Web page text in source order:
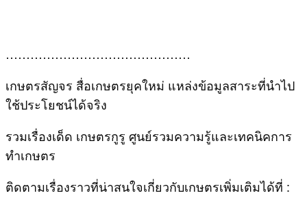
………………………………………
เกษตรสัญจร สื่อเกษตรยุคใหม่ แหล่งข้อมูลสาระที่นำไป
ใช้ประโยชน์ได้จริง
รวมเรื่องเด็ด เกษตรกูรู ศูนย์รวมความรู้และเทคนิคการ
ทำเกษตร
ติดตามเรื่องราวที่น่าสนใจเกี่ยวกับเกษตรเพิ่มเติมได้ที่ :